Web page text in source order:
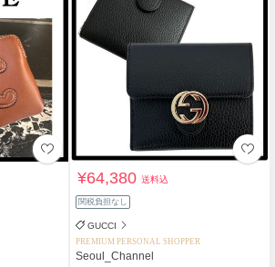
¥64,380送料込
関税負担なし
GUCCI
PREMIUM PERSONAL SHOPPER
Seoul_Channel